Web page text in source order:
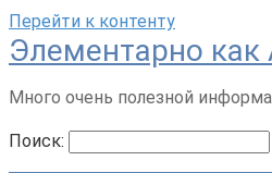
Перейти к контенту
Элементарно как
Много очень полезной
Поиск: